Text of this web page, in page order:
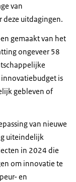
van
deze uitdagingen.
gemaakt van het
ongeveer 58
innovatiebudget is
gebleven of
van nieuwe
uiteindelijk
in 2024 die
om innovatie te
en